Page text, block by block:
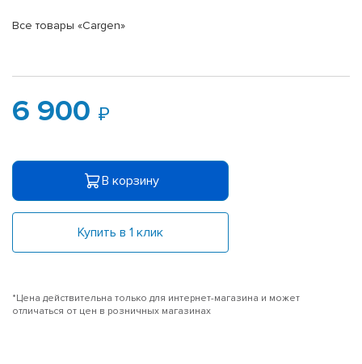
Все товары «Cargen»
6 900
В корзину
Купить в 1 клик
*Цена действительна только для интернет-магазина и может
отличаться от цен в розничных магазинах